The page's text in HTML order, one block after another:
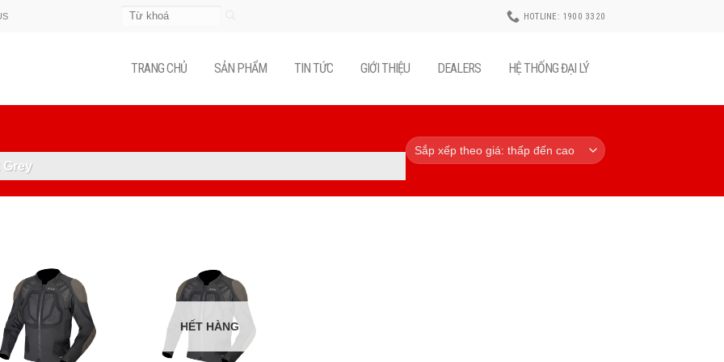
Tìm
HOTLINE: 1900 3320
TRANG CHỦ SẢN PHẨM TIN TỨC GIỚI THIỆU DEALERS HỆ THỐNG ĐẠI LÝ
Grey
HẾT HÀNG